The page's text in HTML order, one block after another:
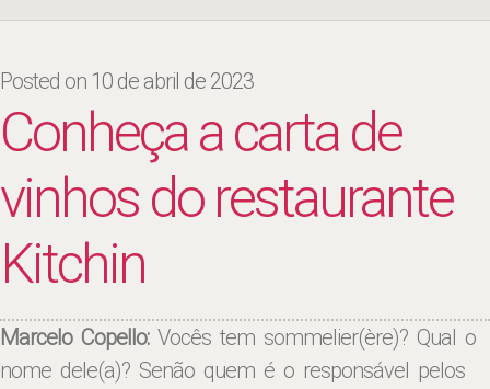
Posted on 10 de abril de 2023
Conheça a carta de
vinhos do restaurante
Kitchin
Marcelo Copello:Vocês tem sommelier(ère)? Qual o
nome dele(a)? Senão quem é o responsável pelos